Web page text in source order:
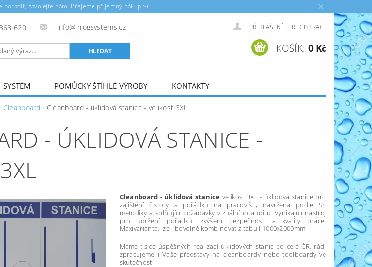
poradit, zavolejte nám. Přejeme příjemný nákup :-)
620 info@inlogsystems.cz PŘIHLÁŠENÍ | REGISTRACE
KOŠÍK: 0 Kč
POMŮCKY ŠTÍHLÉ VÝROBY
KONTAKTY
Cleanboard Cleanboard - úklidová stanice - velikost 3XL
- ÚKLIDOVÁ STANICE -
Cleanboard - úklidová stanice velikost 3XL - úklidová stanice pro
zajištění čistoty a pořádku na pracovišti, navržena podle 5S
metodiky a splňující požadavky vizuálního auditu. Vynikající nástroj
pro udržení pořádku, zvýšení bezpečnosti a kvality práce.
Maxivarianta, lze libovolně kombinovat z tabulí 1000x2000mm.
Máme tisíce úspěšných realizací úklidových stanic po celé ČR, rádi
zpracujeme i Vaše představy na cleanboardy nebo toolboardy ve
skutečnost.